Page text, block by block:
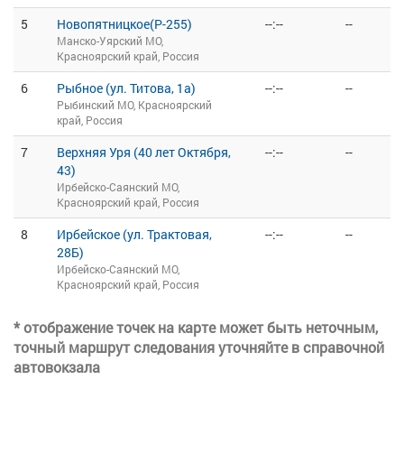
5 Новопятницкое(Р-255)
Манско-Уярский МО,
Красноярский край, Россия
--:-- --
6 Рыбное (ул. Титова, 1а)
Рыбинский МО, Красноярский
край, Россия
--:-- --
7
Верхняя Уря (40 лет Октября,
43)
Ирбейско-Саянский МО,
Красноярский край, Россия
--:-- --
8
Ирбейское (ул. Трактовая,
28Б)
Ирбейско-Саянский МО,
Красноярский край, Россия
--:-- --
* отображение точек на карте может быть неточным,
точный маршрут следования уточняйте в справочной
автовокзала